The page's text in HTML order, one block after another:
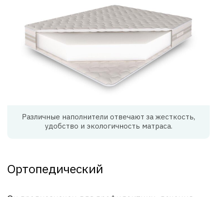
Различные наполнители отвечают за жесткость,
удобство и экологичность матраса.
Ортопедический